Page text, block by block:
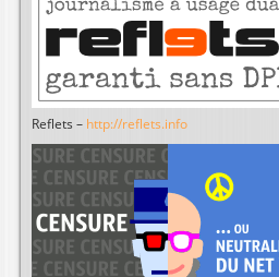
Reflets – http://reflets.info